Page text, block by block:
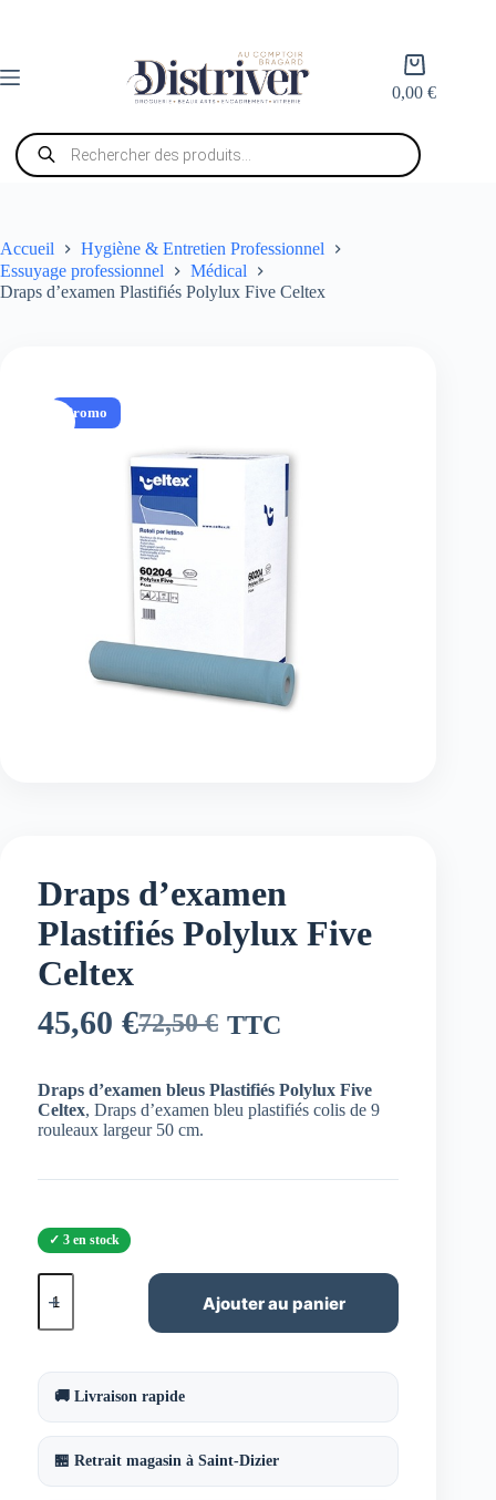
Panier
d’achat
0,00€
Recherche
de
produits
Accueil
Hygiène & Entretien Professionnel
Essuyage professionnel
Médical
Draps d’examen Plastifiés Polylux Five Celtex
Promo
Draps d’examen
Plastifiés Polylux Five
Celtex
72,50€
Le
prix
initial
72,50 €.
45,60 €
Le
prix
actuel
45,60 €.
TTC
Draps d’examen bleus Plastifiés Polylux Five
Celtex, Draps d’examen bleu plastifiés colis de 9
rouleaux largeur 50 cm.
3 en stock
quantité
de
Polylux
Five
Celtex
Ajouter au panier
🚚 Livraison rapide
🏪 Retrait magasin à Saint-Dizier